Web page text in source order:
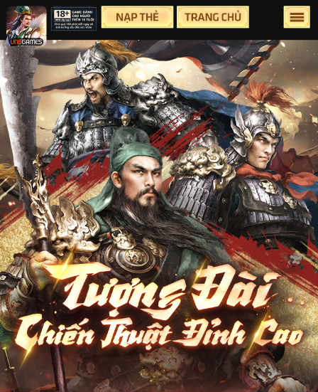
Lên Đầu Trang
Trang chủ
Tin tức
Sự Kiện
Group
Facebook
Youtube
Hỗ Trợ
Điều Khoản